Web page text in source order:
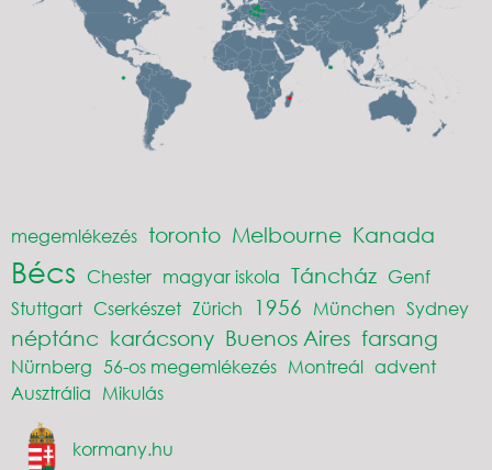
megemlékezés toronto Melbourne Kanada
Bécs Chester magyar iskola Táncház Genf
Stuttgart Cserkészet Zürich 1956 München Sydney
néptánc karácsony Buenos Aires farsang
Nürnberg 56-os megemlékezés Montreál advent
Ausztrália Mikulás
kormany.hu